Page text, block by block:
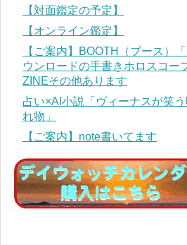
【対面鑑定の予定】
【オンライン鑑定】
【ご案内】BOOTH（ブース）
ウンロードの手書きホロスコー
ZINEその他あります
占い×AI小説「ヴィーナスが笑
れ物」
【ご案内】note書いてます